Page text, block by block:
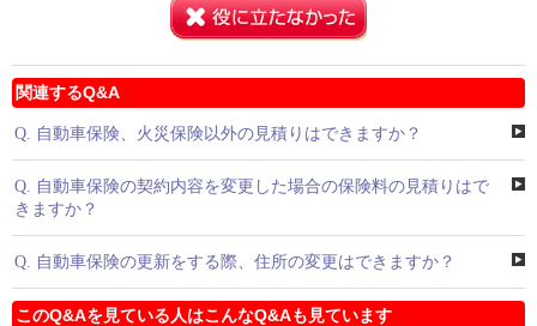
関連するQ&A
Q. 自動車保険、火災保険以外の見積りはできますか？
Q. 自動車保険の契約内容を変更した場合の保険料の見積りはで
きますか？
Q. 自動車保険の更新をする際、住所の変更はできますか？
このQ&Aを見ている人はこんなQ&Aも見ています